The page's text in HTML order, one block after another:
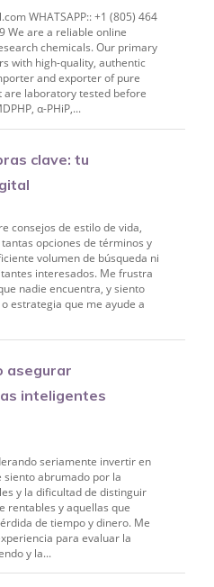
WHATSAPP:: +1 (805) 464
We are a reliable online
chemicals. Our primary
with high-quality, authentic
and exporter of pure
laboratory tested before
α-PHiP,...
clave: tu
consejos de estilo de vida,
opciones de términos y
volumen de búsqueda ni
interesados. Me frustra
nadie encuentra, y siento
estrategia que me ayude a
asegurar
inteligentes
seriamente invertir en
siento abrumado por la
y la dificultad de distinguir
rentables y aquellas que
de tiempo y dinero. Me
para evaluar la
y la...